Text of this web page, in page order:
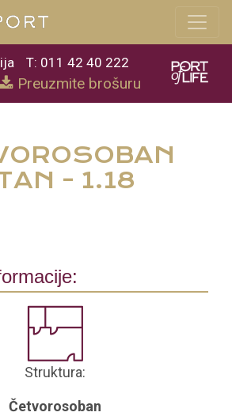
T: 011 42 40 222
Preuzmite brošuru
- 1.18
Struktura:
Četvorosoban